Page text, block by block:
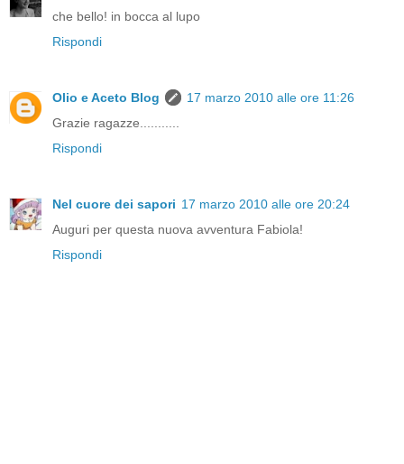
che bello! in bocca al lupo
Rispondi
Olio e Aceto Blog
17 marzo 2010 alle ore 11:26
Grazie ragazze...........
Rispondi
Nel cuore dei sapori 17 marzo 2010 alle ore 20:24
Auguri per questa nuova avventura Fabiola!
Rispondi